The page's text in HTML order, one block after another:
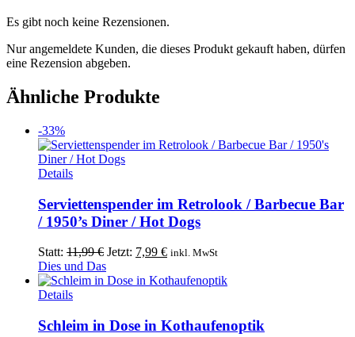
Es gibt noch keine Rezensionen.
Nur angemeldete Kunden, die dieses Produkt gekauft haben, dürfen
eine Rezension abgeben.
Ähnliche Produkte
-33%
DetailsDieses
weist
mehrere
Varianten
Die
Optionen
können
auf
Produktseite
Serviettenspender im Retrolook / Barbecue Bar
/ 1950’s Diner / Hot Dogs
Statt: 11,99€ Ursprünglicher
war:
Jetzt: 7,99 €Aktueller
ist:
inkl. MwSt
Dies und Das
Details
Schleim in Dose in Kothaufenoptik